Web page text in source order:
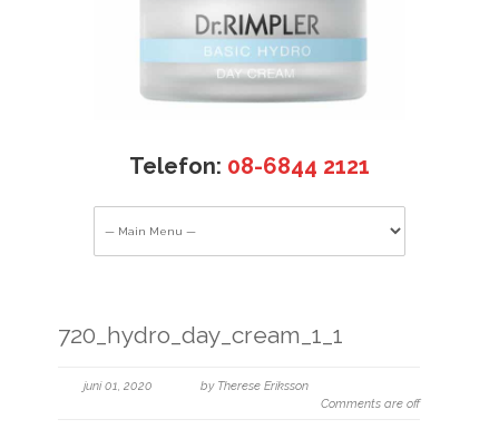
Telefon: 08-6844 2121
720_hydro_day_cream_1_1
juni 01, 2020
by Therese Eriksson
Comments are off